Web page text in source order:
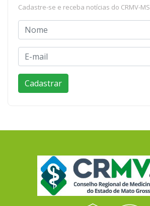
Cadastre-se e receba notícias do CRMV-MS